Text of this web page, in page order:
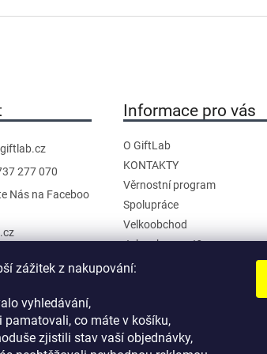
zážitek z nakupování:
vyhledávání,
pamatovali, co máte v košíku,
zjistili stav vaší objednávky,
giftlab.cz
277 070
Nás na Faceboo
Informace pro vás
O GiftLab
KONTAKTY
Věrnostní program
Spolupráce
Velkoobchod
Jak nakupovat?
Doprava a platba
Podmínky ochrany osobních
údajů